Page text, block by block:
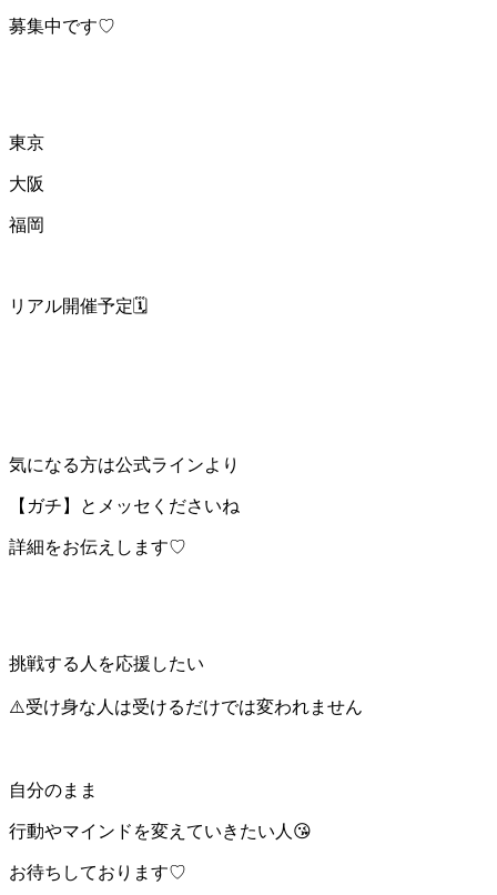
募集中です♡
東京
大阪
福岡
リアル開催予定🗓️
気になる方は公式ラインより
【ガチ】とメッセくださいね
詳細をお伝えします♡
挑戦する人を応援したい
⚠️受け身な人は受けるだけでは変われません
自分のまま
行動やマインドを変えていきたい人😘
お待ちしております♡